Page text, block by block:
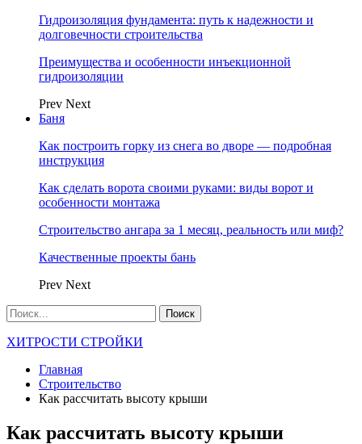
Гидроизоляция фундамента: путь к надежности и
долговечности строительства
Преимущества и особенности инъекционной
гидроизоляции
Prev Next
Баня
Как построить горку из снега во дворе — подробная
инструкция
Как сделать ворота своими руками: виды ворот и
особенности монтажа
Строительство ангара за 1 месяц, реальность или миф?
Качественные проекты бань
Prev Next
ХИТРОСТИ СТРОЙКИ
Главная
Строительство
Как рассчитать высоту крыши
Как рассчитать высоту крыши